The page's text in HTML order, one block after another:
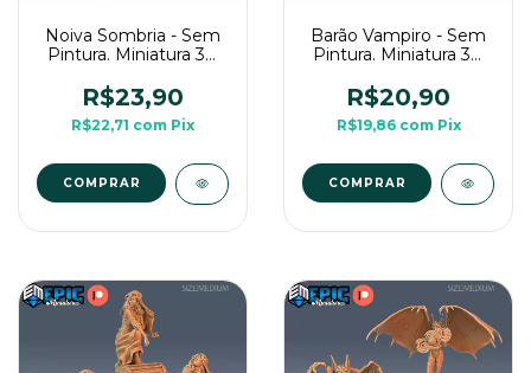
Noiva Sombria - Sem
Pintura. Miniatura 3D
Mesa
R$23,90
R$22,71 com Pix
COMPRAR
Barão Vampiro - Sem
Pintura. Miniatura 3D
Mesa
R$20,90
R$19,86 com Pix
COMPRAR